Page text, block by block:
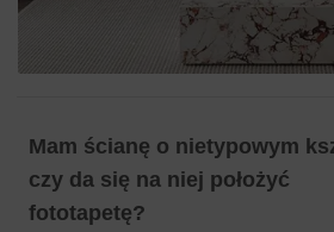
Mam ścianę o nietypowym
czy da się na niej położyć
fototapetę?